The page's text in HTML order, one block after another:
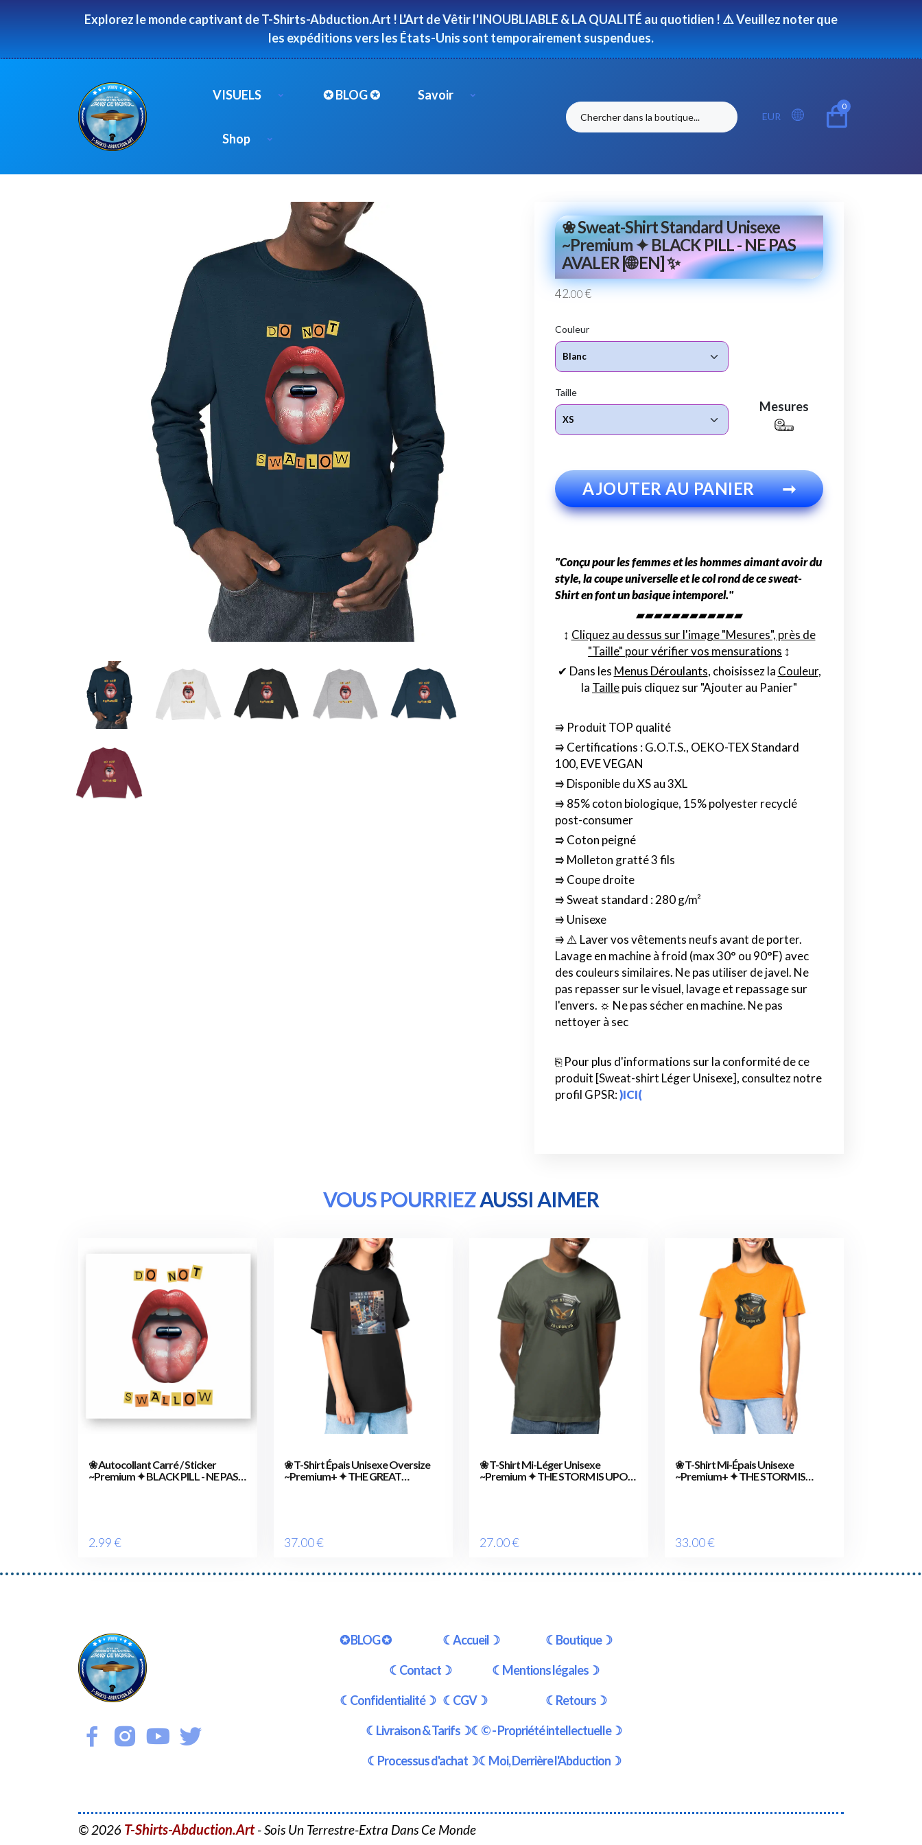
Explorez le monde captivant de T-Shirts-Abduction.Art ! L'Art de Vêtir l'INOUBLIABLE & LA QUALITÉ au quotidien ! ⚠️ Veuillez noter que
les expéditions vers les États-Unis sont temporairement suspendues.
VISUELS ✪ BLOG ✪ Savoir
Shop
EUR
0
❀ Sweat-Shirt Standard Unisexe
~Premium ✦ BLACK PILL - NE PAS
AVALER [🌐 EN] ✨
42.00 €
Couleur
Taille
Mesures
AJOUTER AU PANIER ➞
"Conçu pour les femmes et les hommes aimant avoir du
style, la coupe universelle et le col rond de ce sweat-
Shirt en font un basique intemporel."
▰▰▰▰▰▰▰▰▰▰▰▰
↕︎ Cliquez au dessus sur l'image "Mesures", près de
"Taille" pour vérifier vos mensurations ↕︎
✔ Dans les Menus Déroulants, choisissez la Couleur,
la Taillepuis cliquez sur "Ajouter au Panier"
⭆ Produit TOP qualité
⭆ Certifications : G.O.T.S., OEKO-TEX Standard
100, EVE VEGAN
⭆ Disponible du XS au 3XL
⭆ 85% coton biologique, 15% polyester recyclé
post-consumer
⭆ Coton peigné
⭆ Molleton gratté 3 fils
⭆ Coupe droite
⭆ Sweat standard : 280 g/m²
⭆ Unisexe
⭆ ⚠️ Laver vos vêtements neufs avant de porter.
Lavage en machine à froid (max 30° ou 90°F) avec
des couleurs similaires. Ne pas utiliser de javel. Ne
pas repasser sur le visuel, lavage et repassage sur
l'envers. ☼ Ne pas sécher en machine. Ne pas
nettoyer à sec
⎘ Pour plus d'informations sur la conformité de ce
produit [Sweat-shirt Léger Unisexe], consultez notre
profil GPSR:)ICI(
VOUS POURRIEZAUSSI AIMER
❀ Autocollant Carré / Sticker
~Premium ✦ BLACK PILL - NE PAS
2.99€
❀ T-Shirt Épais Unisexe Oversize
~Premium+ ✦ THE GREAT
37.00€
❀ T-Shirt Mi-Léger Unisexe
~Premium ✦ THE STORM IS UPON
27.00€
❀ T-Shirt Mi-Épais Unisexe
~Premium+ ✦ THE STORM IS
33.00€
✪ BLOG ✪ ☾Accueil☽
☾Boutique☽
☾Contact☽
☾Mentions légales☽
☾Confidentialité☽ ☾CGV☽
☾Retours☽
☾Livraison & Tarifs☽☾© - Propriété intellectuelle☽
☾Processus d'achat☽☾Moi, Derrière l'Abduction☽
© 2026 T-Shirts-Abduction.Art- Sois Un Terrestre-Extra Dans Ce Monde